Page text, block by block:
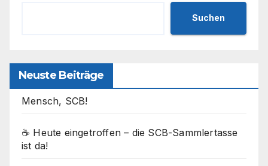
Suchen
Neuste Beiträge
Mensch, SCB!
☕ Heute eingetroffen – die SCB-Sammlertasse
ist da!